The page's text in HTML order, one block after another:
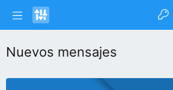
Nuevos mensajes